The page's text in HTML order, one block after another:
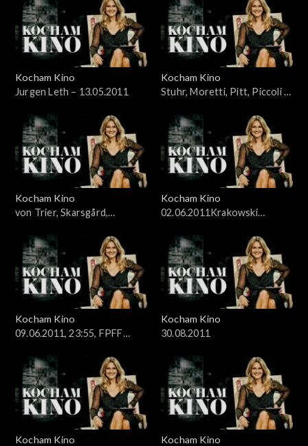
Kocham Kino
Jurgen Leth – 13.05.2011
Kocham Kino
Stuhr, Moretti, Pitt, Piccoli –
Kocham Kino
von Trier, Skarsgård,
Kocham Kino
02.06.2011Krakowski
Kocham Kino
09.06.2011, 23:55, FPFF
Kocham Kino
30.08.2011
Kocham Kino
Kocham Kino